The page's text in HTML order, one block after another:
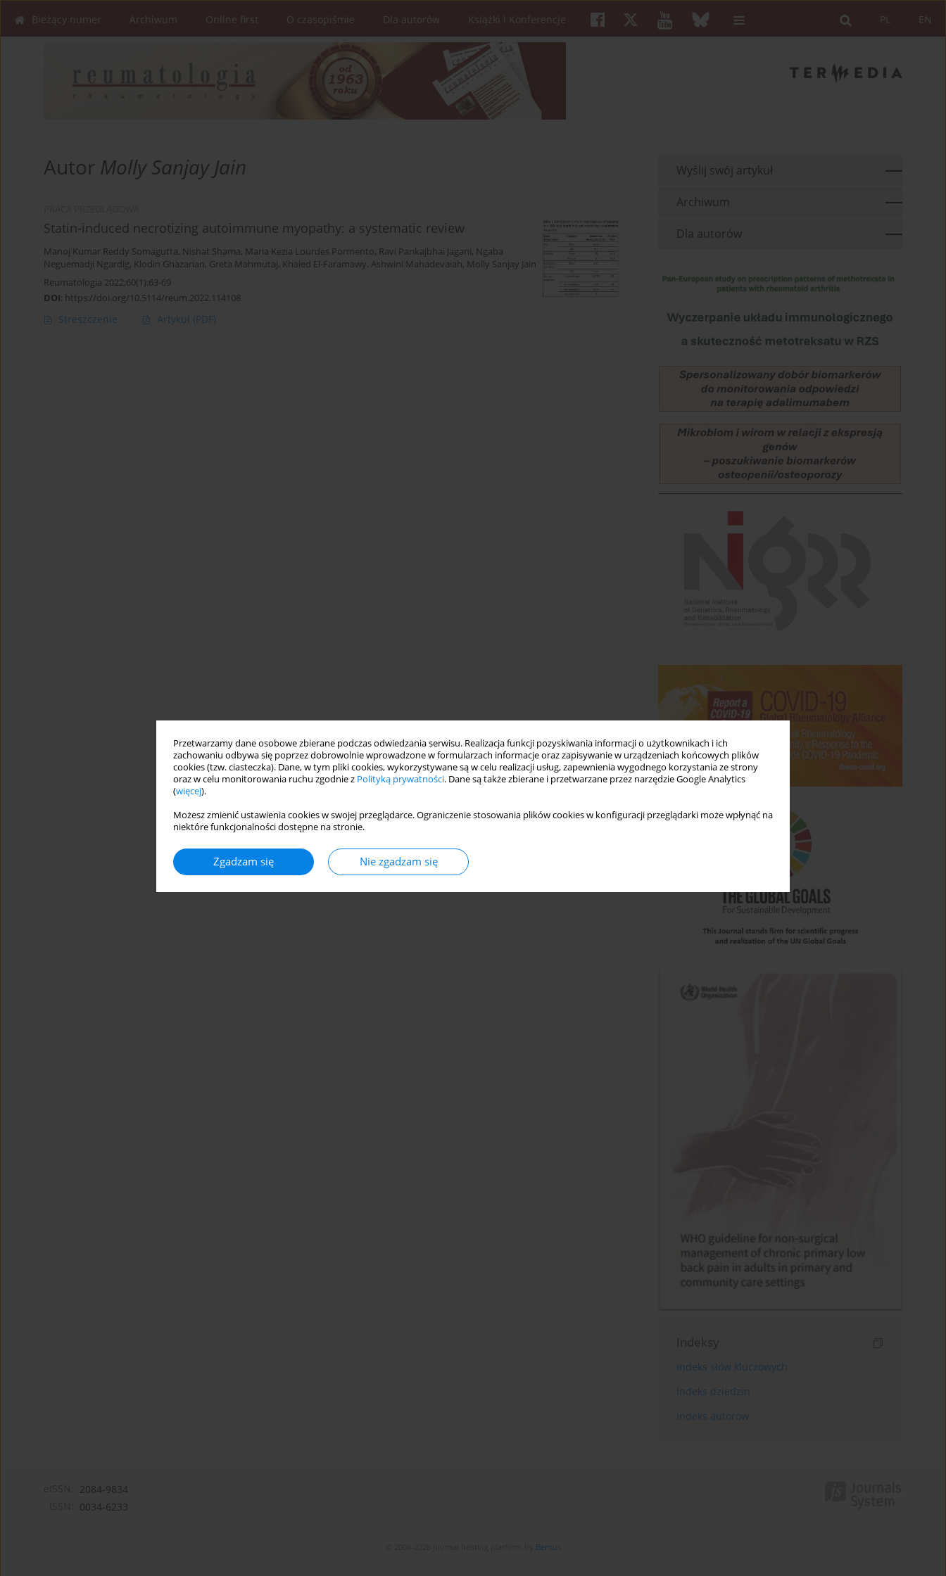
Przetwarzamy dane osobowe zbierane podczas odwiedzania serwisu. Realizacja funkcji pozyskiwania informacji o użytkownikach i ich
zachowaniu odbywa się poprzez dobrowolnie wprowadzone w formularzach informacje oraz zapisywanie w urządzeniach końcowych plików
cookies (tzw. ciasteczka). Dane, w tym pliki cookies, wykorzystywane są w celu realizacji usług, zapewnienia wygodnego korzystania ze strony
oraz w celu monitorowania ruchu zgodnie z Polityką prywatności. Dane są także zbierane i przetwarzane przez narzędzie Google Analytics
(więcej).
Możesz zmienić ustawienia cookies w swojej przeglądarce. Ograniczenie stosowania plików cookies w konfiguracji przeglądarki może wpłynąć na
niektóre funkcjonalności dostępne na stronie.
Zgadzam się Nie zgadzam się
EN
PL
Bieżący numer Archiwum Online first O czasopiśmie Dla autorów Książki i Konferencje
Autor Molly Sanjay Jain
Statin-induced necrotizing autoimmune myopathy: a systematic review
Manoj Kumar Reddy Somagutta, Nishat Shama, Maria Kezia Lourdes Pormento, Ravi Pankajbhai Jagani, Ngaba
Neguemadji Ngardig, Klodin Ghazarian, Greta Mahmutaj, Khaled El-Faramawy, Ashwini Mahadevaiah, Molly Sanjay Jain
Reumatologia 2022;60(1):63-69
DOI: https://doi.org/10.5114/reum.2022.114108
Streszczenie Artykuł (PDF)
Wyślij swój artykuł
Archiwum
Dla autorów
Indeksy
Indeks słów kluczowych
Indeks dziedzin
Indeks autorów
2084-9834
0034-6233
Bentus